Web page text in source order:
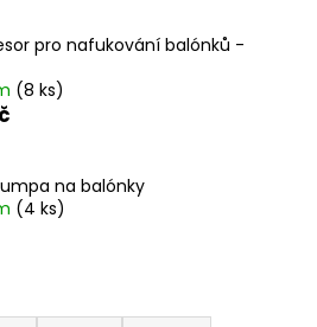
pro nafukování balónků -
(8 ks)
na balónky
(4 ks)